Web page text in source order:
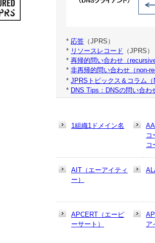
* 応答 （JPRS）
* リソースレコード （JPRS）
* 再帰的問い合わせ（
* 非再帰的問い合わせ（non-
* JPRSトピックス＆コラム
* DNS Tips：DNSの問い合
1組織1ドメイン名
コ
コ
AIT（エーアイティ
ー）
APCERT（エーピ
ーサート）
ア